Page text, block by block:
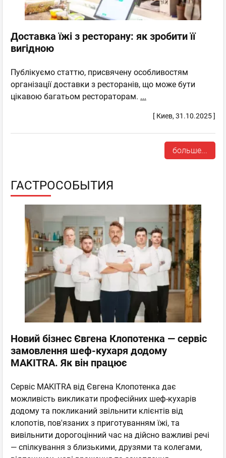
Доставка їжі з ресторану: як зробити її
вигідною
Публікуємо статтю, присвячену особливостям
організації доставки з ресторанів, що може бути
цікавою багатьом рестораторам. ...
[ Киев, 31.10.2025 ]
больше...
ГАСТРОСОБЫТИЯ
Новий бізнес Євгена Клопотенка — сервіс
замовлення шеф-кухаря додому
MAKITRA. Як він працює
Сервіс MAKITRA від Євгена Клопотенка дає
можливість викликати професійних шеф-кухарів
додому та покликаний звільнити клієнтів від
клопотів, пов'язаних з приготуванням їжі, та
вивільнити дорогоцінний час на дійсно важливі речі
— спілкування з близькими, друзями та колегами,